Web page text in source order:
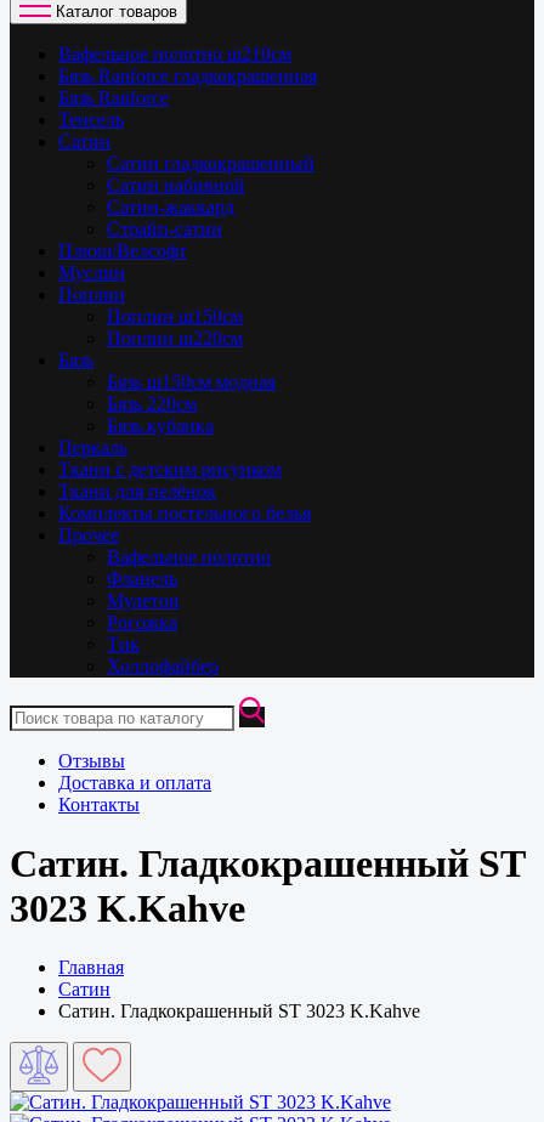
Каталог товаров
Вафельное полотно ш210см
Бязь Ranforce гладкокрашенная
Бязь Ranforce
Тенсель
Сатин
Сатин гладкокрашенный
Сатин набивной
Сатин-жаккард
Страйп-сатин
Плюш/Велсофт
Муслин
Поплин
Поплин ш150см
Поплин ш220см
Бязь
Бязь ш150см модная
Бязь 220см
Бязь кубанка
Перкаль
Ткани с детским рисунком
Ткани для пелёнок
Комплекты постельного белья
Прочее
Вафельное полотно
Фланель
Мулетон
Рогожка
Тик
Холлофайбер
Отзывы
Доставка и оплата
Контакты
Сатин. Гладкокрашенный ST
3023 K.Kahve
Главная
Сатин
Сатин. Гладкокрашенный ST 3023 K.Kahve